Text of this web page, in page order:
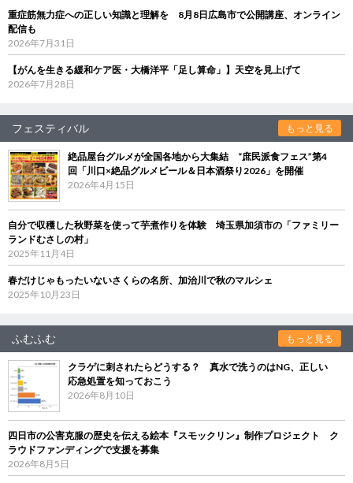
重症筋無力症への正しい知識と理解を 8月8日広島市で公開講座、オンライン
配信も
2026年7月31日
【がんを生きる緩和ケア医・大橋洋平「足し算命」】天空を見上げて
2026年7月28日
フェスティバル もっと見る
絶品屋台グルメが全国各地から大集結 “庶民派食フェス”第4
回「川口×絶品グルメビール＆日本酒祭り2026」を開催
2026年4月15日
自分で収穫した秋野菜を使って芋煮作りを体験 埼玉県加須市の「ファミリー
ランドむさしの村」
2025年11月4日
春だけじゃもったいないさくらの名所、加治川で秋のマルシェ
2025年10月23日
ふむふむ もっと見る
クラゲに刺されたらどうする？ 真水で洗うのはNG、正しい
応急処置を知っておこう
2026年8月10日
四日市の公害克服の歴史を伝える絵本『スモックリン』制作プロジェクト ク
ラウドファンディングで支援を募集
2026年8月5日